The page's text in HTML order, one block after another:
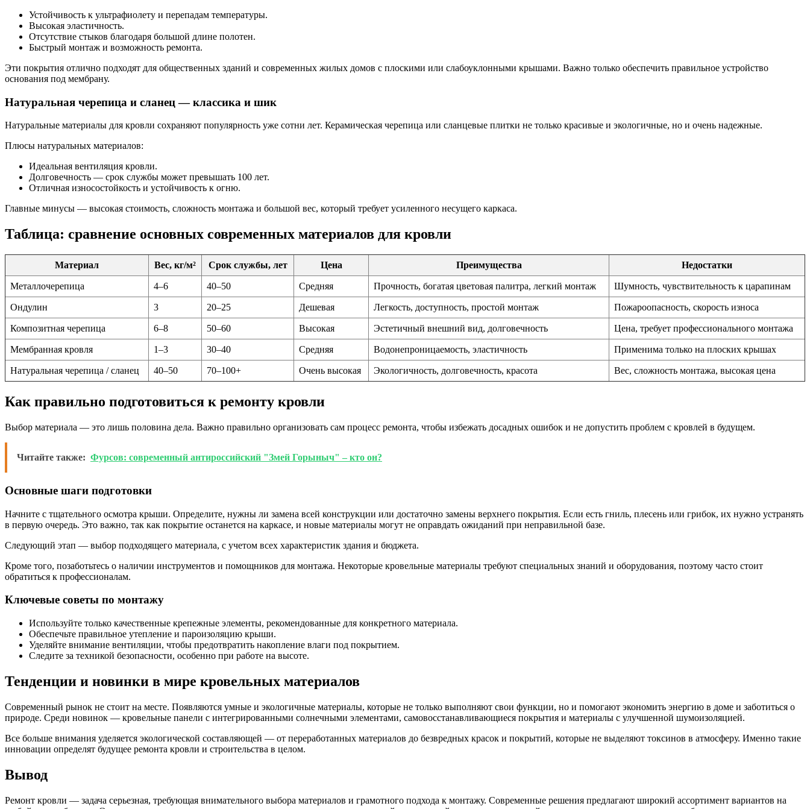
Устойчивость к ультрафиолету и перепадам температуры.
Высокая эластичность.
Отсутствие стыков благодаря большой длине полотен.
Быстрый монтаж и возможность ремонта.
Эти покрытия отлично подходят для общественных зданий и современных жилых домов с плоскими или слабоуклонными крышами. Важно только обеспечить правильное устройство
основания под мембрану.
Натуральная черепица и сланец — классика и шик
Натуральные материалы для кровли сохраняют популярность уже сотни лет. Керамическая черепица или сланцевые плитки не только красивые и экологичные, но и очень надежные.
Плюсы натуральных материалов:
Идеальная вентиляция кровли.
Долговечность — срок службы может превышать 100 лет.
Отличная износостойкость и устойчивость к огню.
Главные минусы — высокая стоимость, сложность монтажа и большой вес, который требует усиленного несущего каркаса.
Таблица: сравнение основных современных материалов для кровли
Материал Вес, кг/м² Срок службы, лет Цена Преимущества Недостатки
Металлочерепица 4–6 40–50 Средняя Прочность, богатая цветовая палитра, легкий монтаж Шумность, чувствительность к царапинам
Ондулин 3 20–25 Дешевая Легкость, доступность, простой монтаж Пожароопасность, скорость износа
Композитная черепица 6–8 50–60 Высокая Эстетичный внешний вид, долговечность Цена, требует профессионального монтажа
Мембранная кровля 1–3 30–40 Средняя Водонепроницаемость, эластичность Применима только на плоских крышах
Натуральная черепица / сланец 40–50 70–100+ Очень высокая Экологичность, долговечность, красота Вес, сложность монтажа, высокая цена
Как правильно подготовиться к ремонту кровли
Выбор материала — это лишь половина дела. Важно правильно организовать сам процесс ремонта, чтобы избежать досадных ошибок и не допустить проблем с кровлей в будущем.
Читайте также: Фурсов: современный антироссийский "Змей Горыныч" – кто он?
Основные шаги подготовки
Начните с тщательного осмотра крыши. Определите, нужны ли замена всей конструкции или достаточно замены верхнего покрытия. Если есть гниль, плесень или грибок, их нужно устранять
в первую очередь. Это важно, так как покрытие останется на каркасе, и новые материалы могут не оправдать ожиданий при неправильной базе.
Следующий этап — выбор подходящего материала, с учетом всех характеристик здания и бюджета.
Кроме того, позаботьтесь о наличии инструментов и помощников для монтажа. Некоторые кровельные материалы требуют специальных знаний и оборудования, поэтому часто стоит
обратиться к профессионалам.
Ключевые советы по монтажу
Используйте только качественные крепежные элементы, рекомендованные для конкретного материала.
Обеспечьте правильное утепление и пароизоляцию крыши.
Уделяйте внимание вентиляции, чтобы предотвратить накопление влаги под покрытием.
Следите за техникой безопасности, особенно при работе на высоте.
Тенденции и новинки в мире кровельных материалов
Современный рынок не стоит на месте. Появляются умные и экологичные материалы, которые не только выполняют свои функции, но и помогают экономить энергию в доме и заботиться о
природе. Среди новинок — кровельные панели с интегрированными солнечными элементами, самовосстанавливающиеся покрытия и материалы с улучшенной шумоизоляцией.
Все больше внимания уделяется экологической составляющей — от переработанных материалов до безвредных красок и покрытий, которые не выделяют токсинов в атмосферу. Именно такие
инновации определят будущее ремонта кровли и строительства в целом.
Вывод
Ремонт кровли — задача серьезная, требующая внимательного выбора материалов и грамотного подхода к монтажу. Современные решения предлагают широкий ассортимент вариантов на